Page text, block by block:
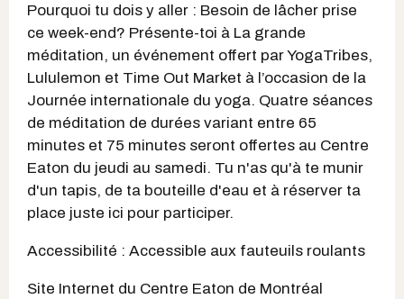
Pourquoi tu dois y aller : Besoin de lâcher prise
ce week-end? Présente-toi à La grande
méditation, un événement offert par YogaTribes,
Lululemon et Time Out Market à l’occasion de la
Journée internationale du yoga. Quatre séances
de méditation de durées variant entre 65
minutes et 75 minutes seront offertes au Centre
Eaton du jeudi au samedi. Tu n'as qu'à te munir
d'un tapis, de ta bouteille d'eau et à réserver ta
place juste ici pour participer.
Accessibilité : Accessible aux fauteuils roulants
Site Internet du Centre Eaton de Montréal